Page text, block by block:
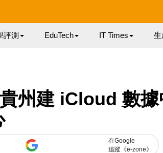
評測 EduTech IT Times 生
州建 iCloud 數據
在Google
追蹤《e-zone》